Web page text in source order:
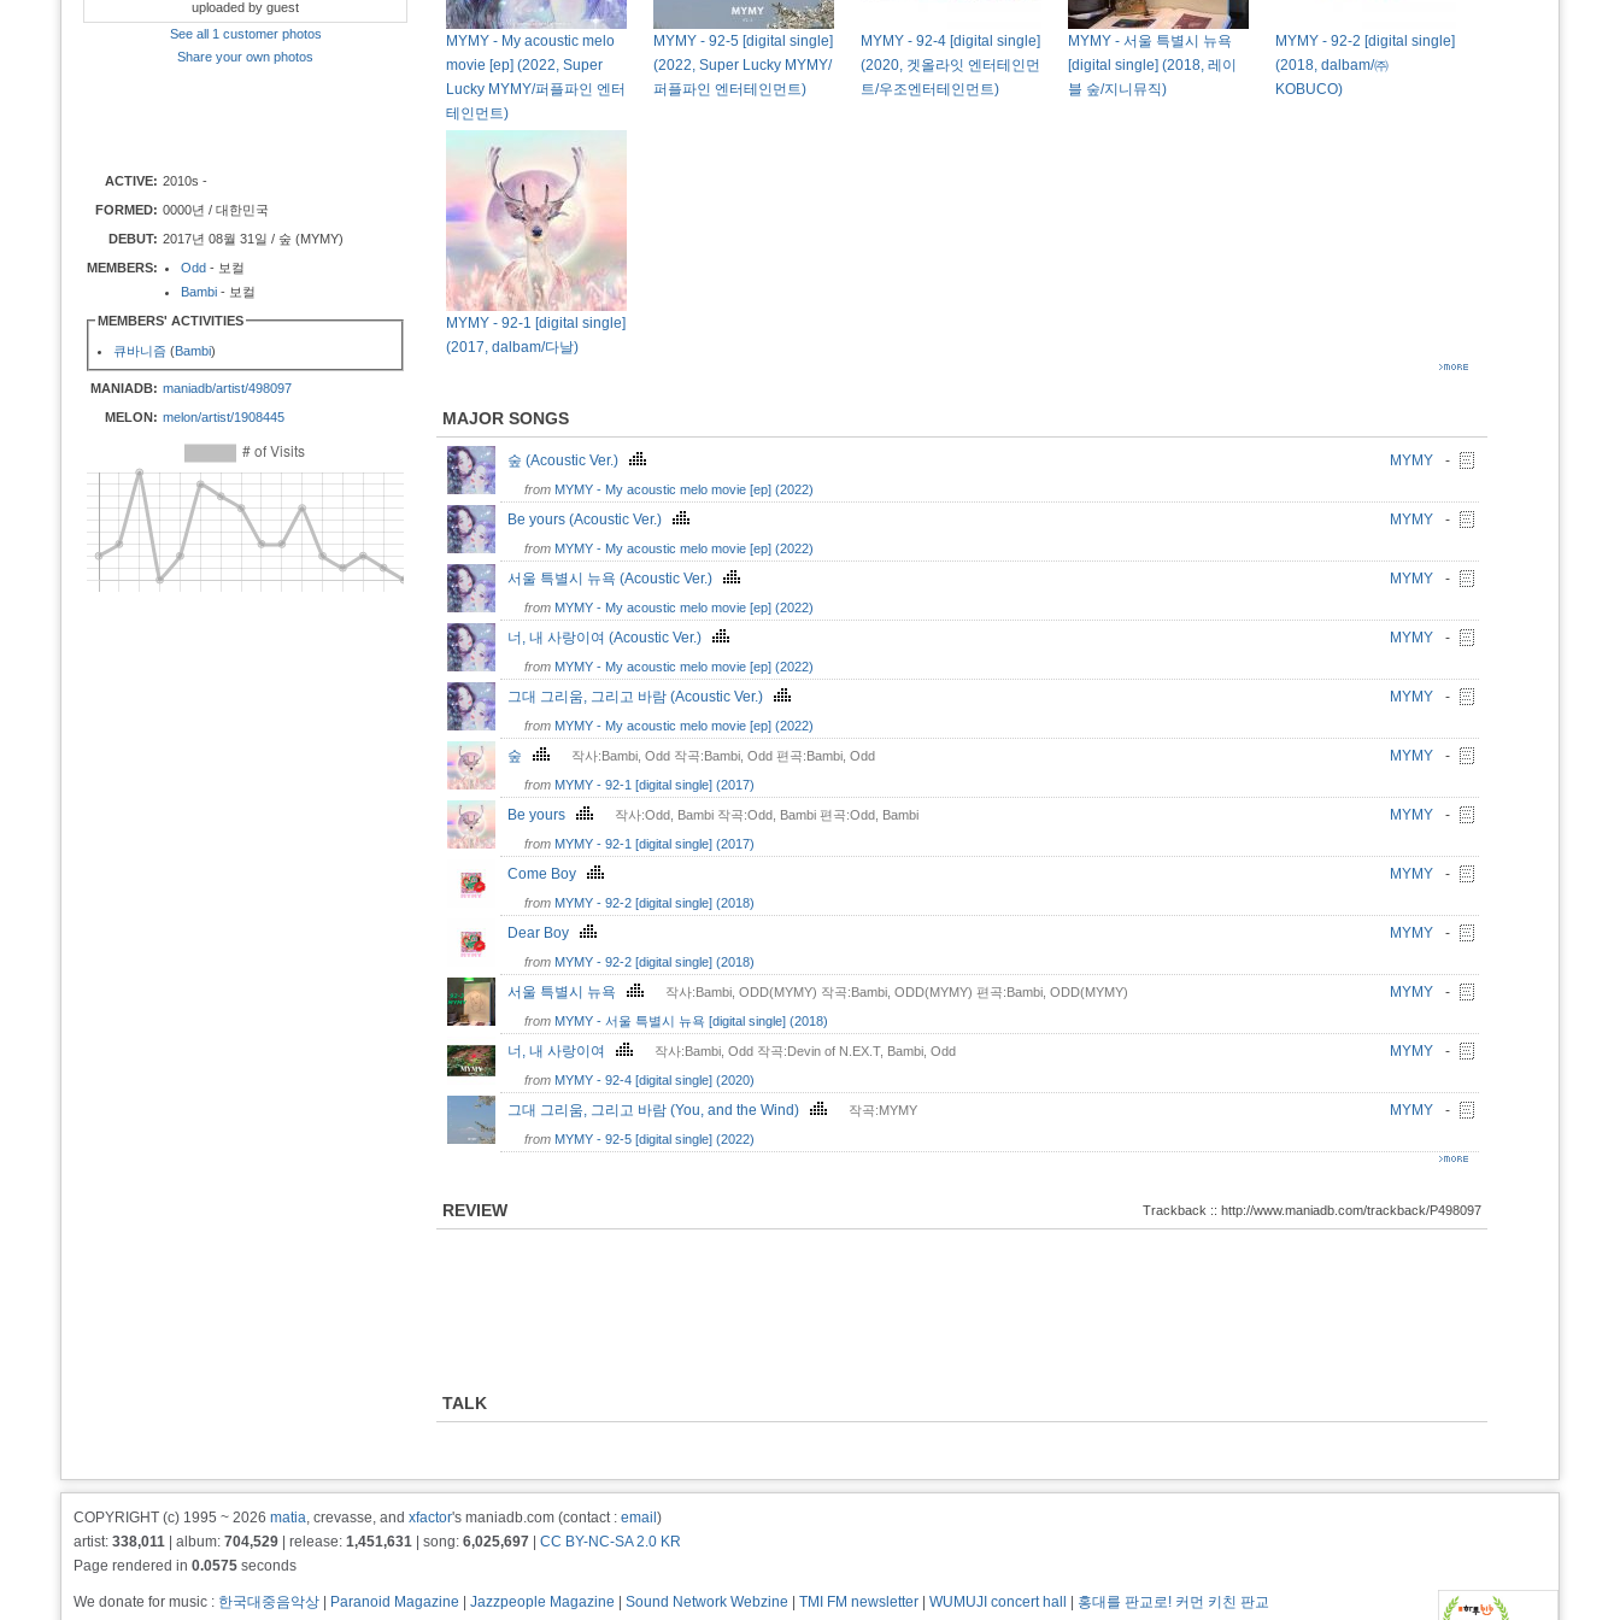
uploaded by guest
See all 1 customer photos
Share your own photos
ACTIVE: 2010s -
FORMED: 0000년 / 대한민국
DEBUT: 2017년 08월 31일 / 숲 (MYMY)
MEMBERS:
Odd - 보컬
Bambi - 보컬
MEMBERS' ACTIVITIES
큐바니즘 (Bambi)
MANIADB: maniadb/artist/498097
MELON: melon/artist/1908445
MYMY - My acoustic melo
movie [ep] (2022, Super
Lucky MYMY/퍼플파인 엔터
테인먼트)
MYMY - 92-5 [digital single]
(2022, Super Lucky MYMY/
퍼플파인 엔터테인먼트)
MYMY - 92-4 [digital single]
(2020, 겟올라잇 엔터테인먼
트/우조엔터테인먼트)
MYMY - 서울 특별시 뉴욕
[digital single] (2018, 레이
블 숲/지니뮤직)
MYMY - 92-2 [digital single]
(2018, dalbam/㈜
KOBUCO)
MYMY - 92-1 [digital single]
(2017, dalbam/다날)
MAJOR SONGS
숲 (Acoustic Ver.) MYMY -
from MYMY - My acoustic melo movie [ep] (2022)
Be yours (Acoustic Ver.) MYMY -
from MYMY - My acoustic melo movie [ep] (2022)
서울 특별시 뉴욕 (Acoustic Ver.) MYMY -
from MYMY - My acoustic melo movie [ep] (2022)
너, 내 사랑이여 (Acoustic Ver.) MYMY -
from MYMY - My acoustic melo movie [ep] (2022)
그대 그리움, 그리고 바람 (Acoustic Ver.) MYMY -
from MYMY - My acoustic melo movie [ep] (2022)
숲 작사:Bambi, Odd 작곡:Bambi, Odd 편곡:Bambi, Odd MYMY -
from MYMY - 92-1 [digital single] (2017)
Be yours 작사:Odd, Bambi 작곡:Odd, Bambi 편곡:Odd, Bambi MYMY -
from MYMY - 92-1 [digital single] (2017)
Come Boy MYMY -
from MYMY - 92-2 [digital single] (2018)
Dear Boy MYMY -
from MYMY - 92-2 [digital single] (2018)
서울 특별시 뉴욕 작사:Bambi, ODD(MYMY) 작곡:Bambi, ODD(MYMY) 편곡:Bambi, ODD(MYMY) MYMY -
from MYMY - 서울 특별시 뉴욕 [digital single] (2018)
너, 내 사랑이여 작사:Bambi, Odd 작곡:Devin of N.EX.T, Bambi, Odd MYMY -
from MYMY - 92-4 [digital single] (2020)
그대 그리움, 그리고 바람 (You, and the Wind) 작곡:MYMY MYMY -
from MYMY - 92-5 [digital single] (2022)
REVIEW Trackback :: http://www.maniadb.com/trackback/P498097
TALK
COPYRIGHT (c) 1995 ~ 2026 matia, crevasse, and xfactor's maniadb.com (contact : email )
artist: 338,011 | album: 704,529 | release: 1,451,631 | song: 6,025,697
CC BY-NC-SA 2.0 KR
Page rendered in 0.0575 seconds
We donate for music : 한국대중음악상 Paranoid Magazine Jazzpeople Magazine Sound Network Webzine TMI FM newsletter WUMUJI concert hall
홍대를 판교로! 커먼 키친 판교